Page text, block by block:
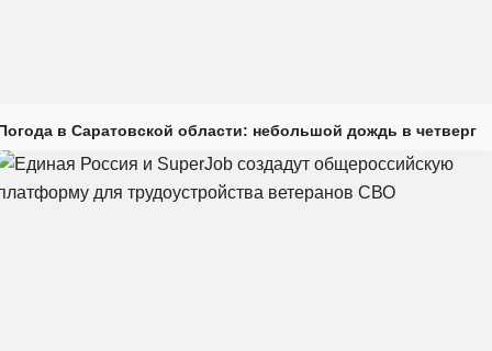
в Саратовской области: небольшой дождь в четверг